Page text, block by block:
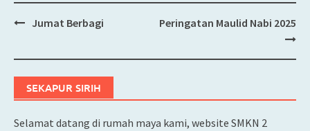
Jumat Berbagi Peringatan Maulid Nabi 2025
SEKAPUR SIRIH
Selamat datang di rumah maya kami, website SMKN 2